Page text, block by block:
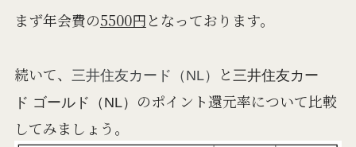
まず年会費の5500円となっております。
続いて、 三井住友カード（NL） と 三井住友カー
ド ゴールド（NL）
のポイント還元率について比較
してみましょう。